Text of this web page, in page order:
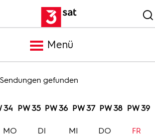
Menü
Meldungen
Programm
gefunden
34 PW 35 PW 36 PW 37 PW 38 PW 39
MO DI MI DO FR